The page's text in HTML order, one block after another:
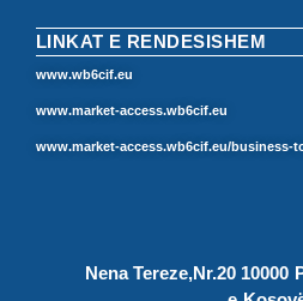
LINKAT E RENDESISHEM
www.wb6cif.eu
www.market-access.wb6cif.eu
www.market-access.wb6cif.eu/business-
Nena Tereze,Nr.20